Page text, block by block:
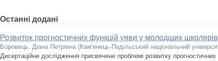
Останні додані
Розвиток прогностичних функцій уяви у молодших
Боровець, Діана Петрівна (Кам'янець-Подільський національний
Дисертаційне дослідження присвячене проблемі розвитку